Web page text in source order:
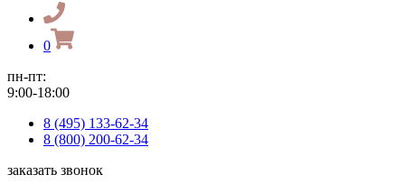
0
пн-пт:
9:00-18:00
8 (495) 133-62-34
8 (800) 200-62-34
заказать звонок